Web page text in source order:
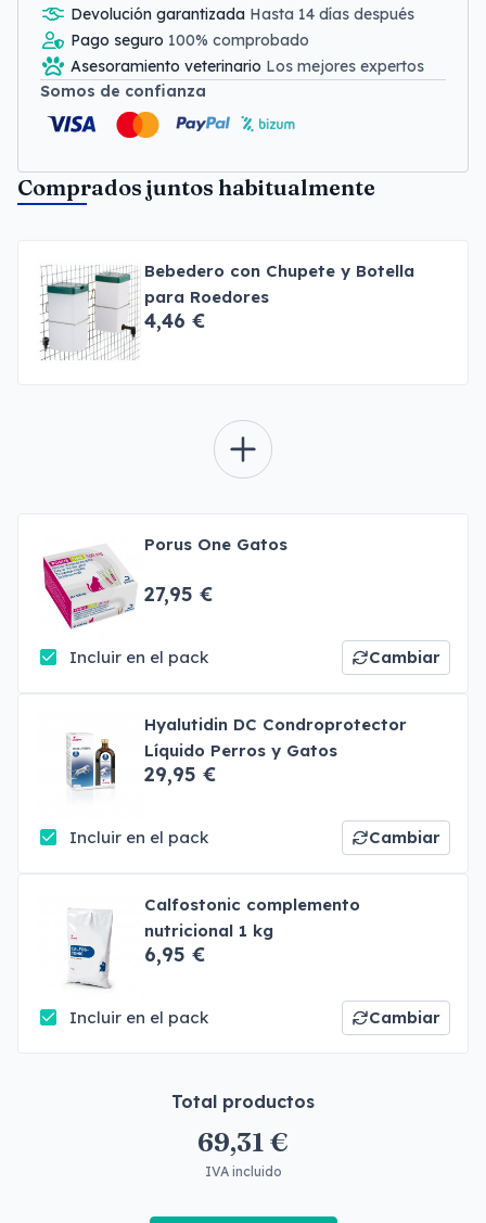
Devolución garantizada Hasta 14 días después
Pago seguro 100% comprobado
Asesoramiento veterinario Los mejores expertos
Somos de confianza
Comprados juntos habitualmente
Bebedero con Chupete y Botella
para Roedores
4,46 €
Porus One Gatos
27,95 €
Incluir en el pack Cambiar
Hyalutidin DC Condroprotector
Líquido Perros y Gatos
29,95 €
Incluir en el pack Cambiar
Calfostonic complemento
nutricional 1 kg
6,95 €
Incluir en el pack Cambiar
Total productos
69,31 €
IVA incluido